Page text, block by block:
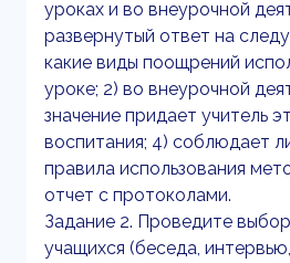
уроках и во внеурочной
развернутый ответ на
какие виды поощрений
уроке; 2) во внеурочной
значение придает учитель
воспитания; 4) соблюдает
правила использования
отчет с протоколами.
Задание 2. Проведите
учащихся (беседа,